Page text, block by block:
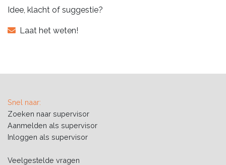
Idee, klacht of suggestie?
Laat het weten!
Snel naar:
Zoeken naar supervisor
Aanmelden als supervisor
Inloggen als supervisor
Veelgestelde vragen